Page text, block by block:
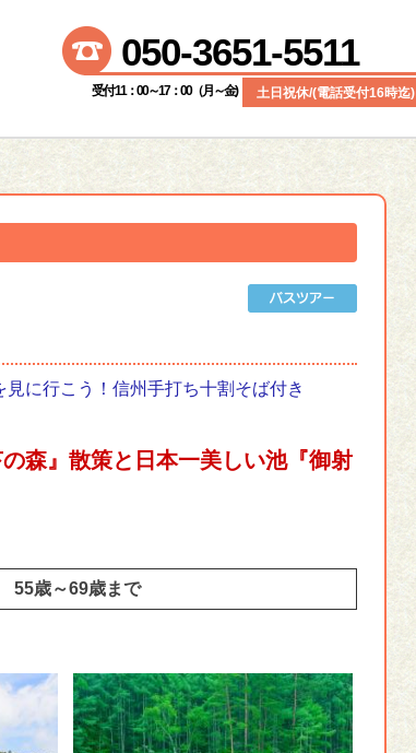
050-3651-5511
受付 11：00～17：00（月～金) 土日祝休/(電話受付16時迄)
に行こう！信州手打ち十割そば付き
森』散策と日本一美しい池『御射
55歳～69歳まで